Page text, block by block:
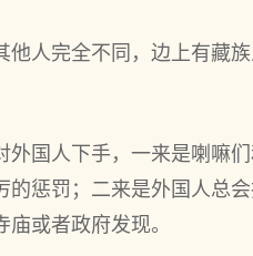
他人完全不同，边上有藏
国人下手，一来是喇嘛们
的惩罚；二来是外国人总
或者政府发现。